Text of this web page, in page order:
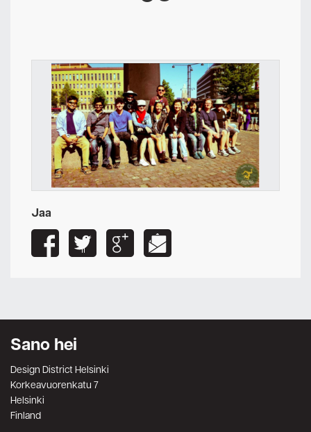
Ota yhteyttä
Jaa
Sano hei
Design District Helsinki
Korkeavuorenkatu 7
Helsinki
Finland